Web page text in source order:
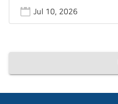
Jul 10, 2026